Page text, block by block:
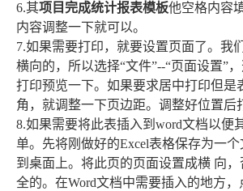
6.其项目完成统计报表模板他空格内容
内容调整一下就可以。
7.如果需要打印，就要设置页面了。我
横向的，所以选择“文件”--“页面设置”
打印预览一下。如果要求居中打印但是
角，就调整一下页边距。调整好位置后
8.如果需要将此表插入到word文档以便
单。先将刚做好的Excel表格保存为一个
到桌面上。将此页的页面设置成横 向
全的。在Word文档中需要插入的地方